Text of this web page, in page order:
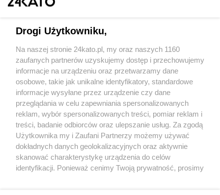
Wydawca mediów lokalnych
Nie zapomnij
zapoznać się z:
polityką prywatności regulamin korzystania z portali
Twojemiasto
Piekary Śląskie
Chorzów
Tarnowskie Góry
Skontaktuj sięz nami
Kontakt
Wydawca
Redakcja
Drogi Użytkowniku,
Na naszej stronie 24kato.pl, my oraz naszych 1160
zaufanych partnerów uzyskujemy dostęp i przechowujemy
informacje na urządzeniu oraz przetwarzamy dane
osobowe, takie jak unikalne identyfikatory, standardowe
informacje wysyłane przez urządzenie czy dane
przeglądania w celu zapewniania spersonalizowanych
reklam, wybór spersonalizowanych treści, pomiar reklam i
treści, badanie odbiorców oraz ulepszanie usług. Za zgodą
Użytkownika my i Zaufani Partnerzy możemy używać
dokładnych danych geolokalizacyjnych oraz aktywnie
skanować charakterystykę urządzenia do celów
identyfikacji. Ponieważ cenimy Twoją prywatność, prosimy